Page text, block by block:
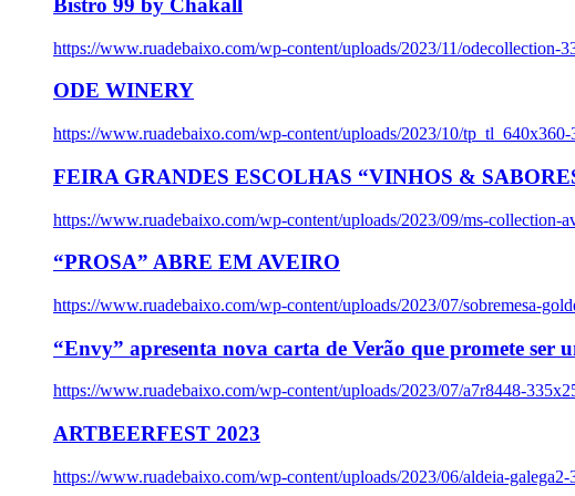
Bistro 99 by Chakall
https://www.ruadebaixo.com/wp-content/uploads/2023/11/odecollection-
ODE WINERY
https://www.ruadebaixo.com/wp-content/uploads/2023/10/
FEIRA GRANDES ESCOLHAS “VINHOS &
https://www.ruadebaixo.com/wp-content/uploads/2023/09/ms-collection-
“PROSA” ABRE EM AVEIRO
https://www.ruadebaixo.com/wp-content/uploads/2023/07/sobremesa-
“Envy” apresenta nova carta de Verão que promete ser
https://www.ruadebaixo.com/wp-content/uploads/2023/07/a7r8448-
ARTBEERFEST 2023
https://www.ruadebaixo.com/wp-content/uploads/2023/06/aldeia-